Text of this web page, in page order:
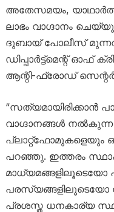
അതേസമയം,
ലാഭം വാഗ്ദാനം
ദുബായ് പോലീസ്
ഡിപ്പാർട്ട്‌മെന്റ് ഓഫ്
ആന്റി-ഫ്രോഡ് സെന്റർ
“സത്യമായിരിക്കാൻ
വാഗ്ദാനങ്ങൾ
പ്ലാറ്റ്‌ഫോമുകളെയും
പറഞ്ഞു. ഇത്തരം
പരസ്യങ്ങളിലൂടെയോ
പ്രശസ്ത ധനകാര്യ